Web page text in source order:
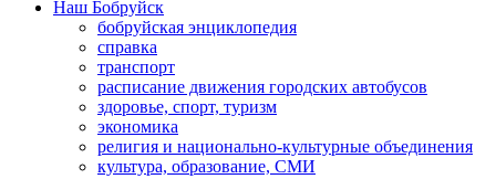
Наш Бобруйск
бобруйская энциклопедия
справка
транспорт
расписание движения городских автобусов
здоровье, спорт, туризм
экономика
религия и национально-культурные объединения
культура, образование, СМИ